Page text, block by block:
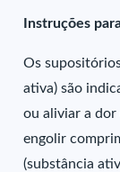
Instruções
Os
ativa) são
ou aliviar a dor
engolir
(substância